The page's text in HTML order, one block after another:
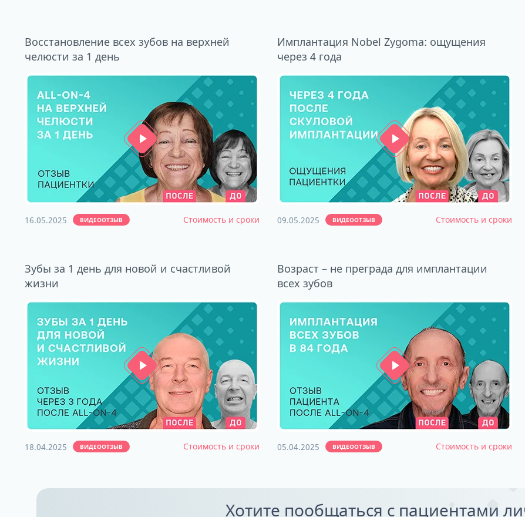
Восстановление всех зубов на верхней
челюсти за 1 день
16.05.2025 ВИДЕООТЗЫВ Стоимость и сроки
Имплантация Nobel Zygoma: ощущения
через 4 года
09.05.2025 ВИДЕООТЗЫВ Стоимость и сроки
Зубы за 1 день для новой и счастливой
жизни
18.04.2025 ВИДЕООТЗЫВ Стоимость и сроки
Возраст – не преграда для имплантации
всех зубов
05.04.2025 ВИДЕООТЗЫВ Стоимость и сроки
Хотите пообщаться с пациентами